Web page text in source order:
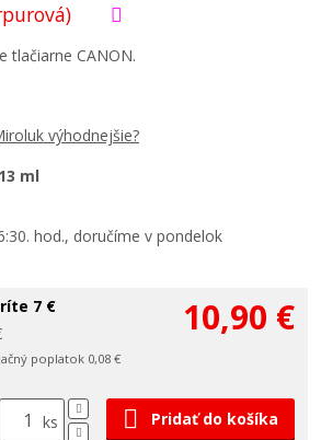
výhodnejšie?
13 ml
tlačiarne CANON.
hod., doručíme v pondelok
7 €
poplatok 0,08 €
10,90 €
ks Pridať do košíka